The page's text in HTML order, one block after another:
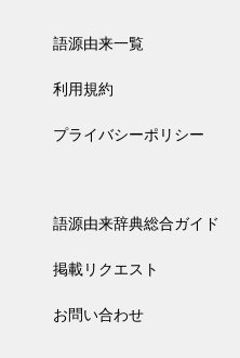
語源由来一覧
利用規約
プライバシーポリシー
語源由来辞典総合ガイド
掲載リクエスト
お問い合わせ